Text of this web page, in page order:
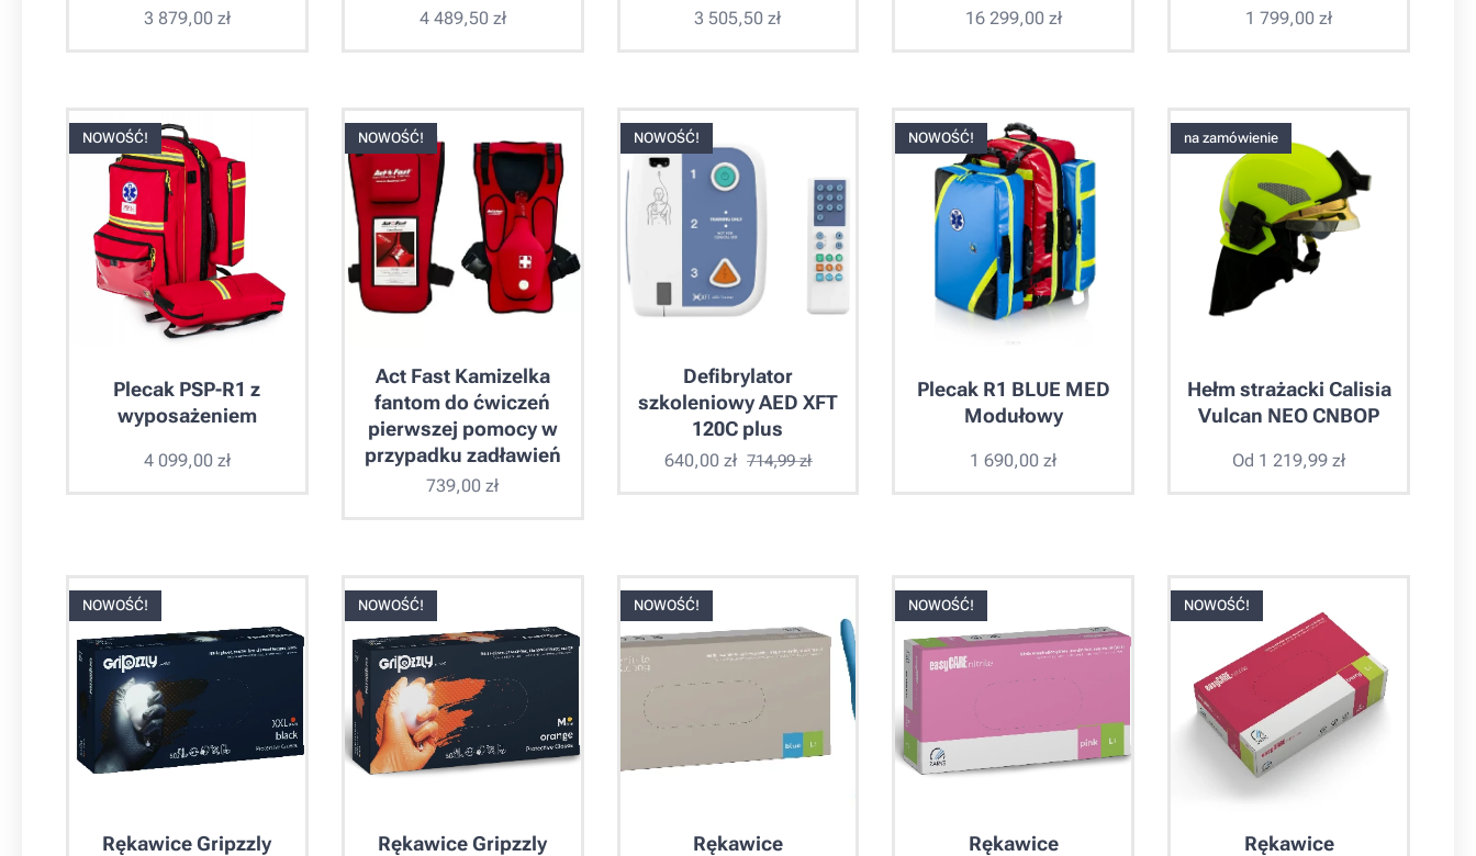
3 879,00zł 4 489,50zł 3 505,50 zł 16 299,00zł 1 799,00 zł
Plecak PSP-R1 z
wyposażeniem
NOWOŚĆ!
4 099,00zł
Act Fast Kamizelka
fantom do ćwiczeń
pierwszej pomocy w
przypadku zadławień
NOWOŚĆ!
739,00 zł
Defibrylator
szkoleniowy AED XFT
120C plus
NOWOŚĆ!
640,00zł 714,99zł
Plecak R1 BLUE MED
Modułowy
NOWOŚĆ!
1 690,00 zł
Hełm strażacki Calisia
Vulcan NEO CNBOP
na zamówienie
Od 1 219,99 zł
Rękawice Gripzzly
NOWOŚĆ!
Rękawice Gripzzly
NOWOŚĆ!
Rękawice
NOWOŚĆ!
Rękawice
NOWOŚĆ!
Rękawice
NOWOŚĆ!